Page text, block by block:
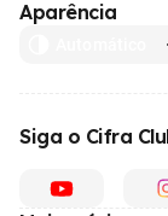
Aparência
Siga o Cifra